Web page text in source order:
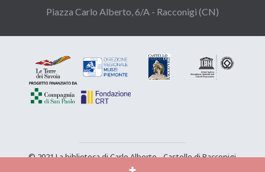
Piazza Carlo Alberto, 6/A - Racconigi (CN)
© 2021 La biblioteca di Carlo Alberto - Castello di Racconigi